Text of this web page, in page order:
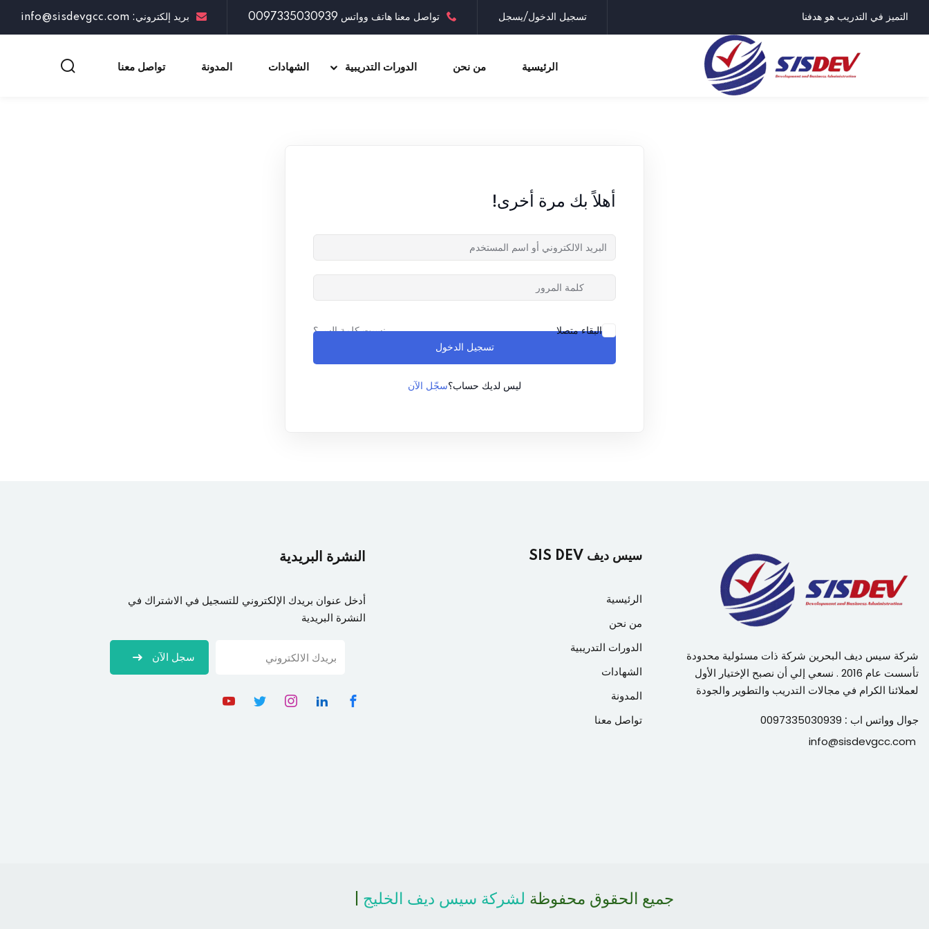
التميز في التدريب هو هدفنا تسجيل الدخول/يسجل تواصل معنا هاتف وواتس 0097335030939 بريد إلكتروني: info@sisdevgcc.com
الرئيسية من نحن الدورات التدريبية الشهادات المدونة تواصل معنا
أهلاً بك مرة أخرى!
البقاء متصلا نسيت كلمة السر؟
تسجيل الدخول
ليس لديك حساب؟سجّل الآن
شركة سيس ديف البحرين شركة ذات مسئولية محدودة
تأسست عام 2016 . نسعي إلي أن نصبح الإختيار الأول
لعملائنا الكرام في مجالات التدريب والتطوير والجودة
جوال وواتس اب :
info@sisdevgcc.com
سيس ديف SIS DEV
الرئيسية
من نحن
الدورات التدريبية
الشهادات
المدونة
تواصل معنا
النشرة البريدية
أدخل عنوان بريدك الإلكتروني للتسجيل في الاشتراك في
النشرة البريدية
سجل الآن
جميع الحقوق محفوظة لشركة سيس ديف الخليج |
Don’t have an account?Sign up
Lost your password?